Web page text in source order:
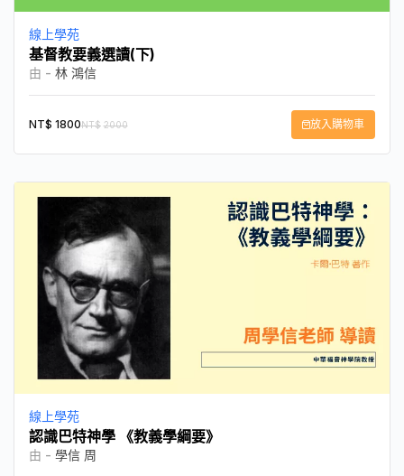
線上學苑
基督教要義選讀(下)
由 - 林 鴻信
NT$ 2000
NT$ 1800 放入購物車
線上學苑
認識巴特神學 《教義學綱要》
由 - 學信 周